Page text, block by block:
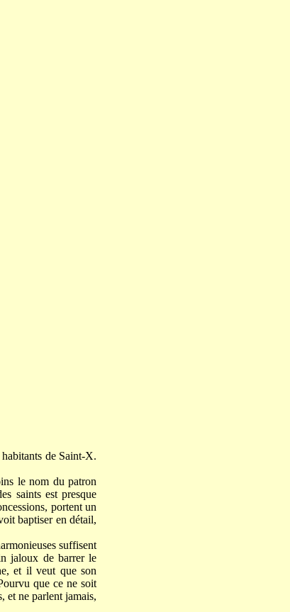
de Saint-X.
le nom du patron
saints est presque
portent un
baptiser en détail,
suffisent
jaloux de barrer le
et il veut que son
que ce ne soit
et ne parlent jamais,